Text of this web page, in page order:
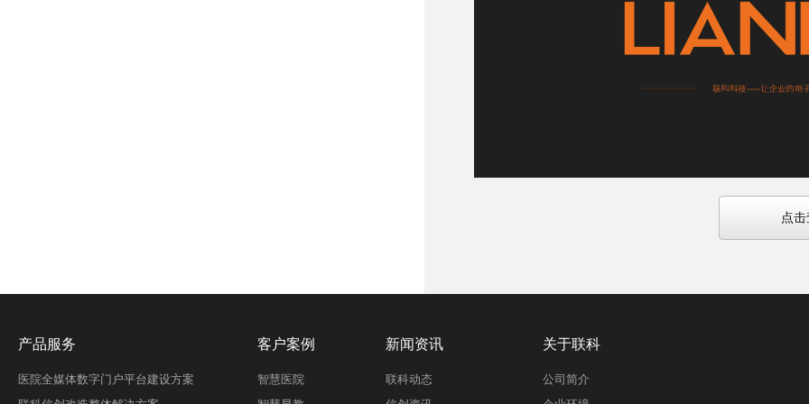
点
产品服务
医院全媒体数字门户平台建设方案
客户案例
智慧医院
新闻资讯
联科动态
关于联科
公司简介